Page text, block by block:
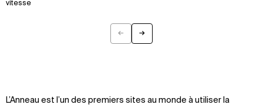
← →
vitesse
L’Anneau est l’un des premiers sites au monde à utiliser la